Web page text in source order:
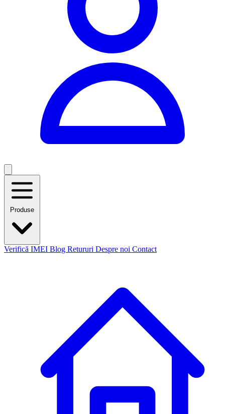
Produse
Verifică IMEI Blog Retururi Despre noi Contact